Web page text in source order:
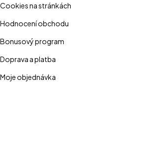
Cookies na stránkách
Hodnocení obchodu
Bonusový program
Doprava a platba
Moje objednávka